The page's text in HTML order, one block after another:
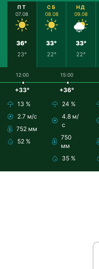
ПТ
07.08
36°
23°
СБ
08.08
33°
22°
НД
09.08
33°
22°
12:00
+33°
13 %
2.7 м/с
752 мм
52 %
15:00
+36°
24 %
4.8 м/
с
750
мм
35 %